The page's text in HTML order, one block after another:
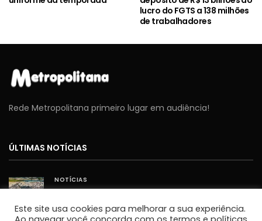
lucro do FGTS a 138 milhões
de trabalhadores
Rede Metropolitana primeiro lugar em audiência!
ÚLTIMAS NOTÍCIAS
NOTÍCIAS
Cavex libera 2º lote de ingressos gratuitos para o
JORNALISMO
Este site usa cookies para melhorar a sua experiência.